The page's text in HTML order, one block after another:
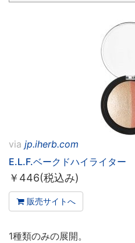
via jp.iherb.com
E.L.F.ベークドハイライター
￥ 446(税込み)
販売サイトへ
1種類のみの展開。